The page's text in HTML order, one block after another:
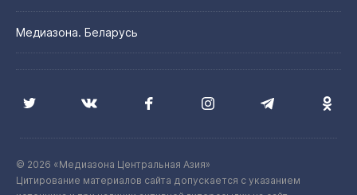
Медиазона. Беларусь
© 2026 «Медиазона Центральная Азия»
Цитирование материалов сайта допускается с указанием